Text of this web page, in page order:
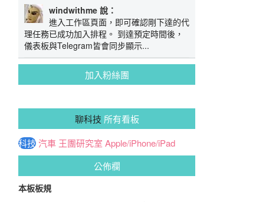
windwithme 說：
進入工作區頁面，即可確認剛下達的代
理任務已成功加入排程。 到達預定時間後，
儀表板與Telegram皆會同步顯示...
加入粉絲團
聊科技 所有看板
科技汽車 王團研究室 Apple/iPhone/iPad
公佈欄
本板板規